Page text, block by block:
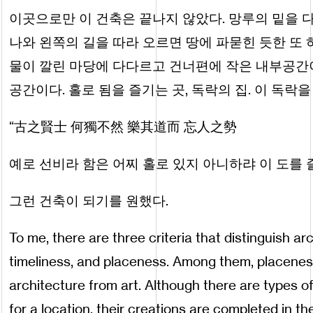
이곳으로만 이 건축은 끝나지 않았다. 망루의 밑을
나와 왼쪽의 길을 따라 오르면 땅에 파묻힌 듯한 또
물이 깔린 마당에 다다르고 건너편에 작은 내부공
공간이다. 홀로 됨을 즐기는 곳, 독락의 집. 이 독락
“古之賢士 何獨不然 樂其道而 忘人之勢
예로 선비라 함은 어찌 홀로 있지 아니하랴 이 도를
그런 건축이 되기를 원했다.
To me, there are three criteria that distinguish
timeliness, and placeness. Among them,
architecture from art. Although there are types
for a location, their creations are completed in